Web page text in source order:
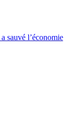
sauvé l’économie